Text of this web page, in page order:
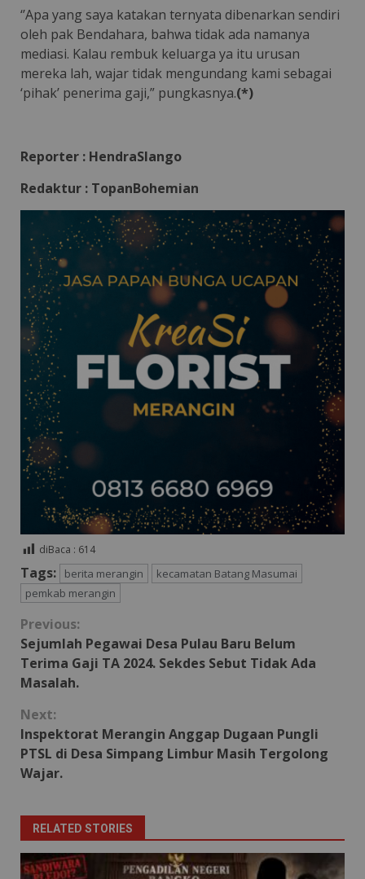
‘’Apa yang saya katakan ternyata dibenarkan sendiri
oleh pak Bendahara, bahwa tidak ada namanya
mediasi. Kalau rembuk keluarga ya itu urusan
mereka lah, wajar tidak mengundang kami sebagai
‘pihak’ penerima gaji,” pungkasnya.(*)
Reporter : HendraSlango
Redaktur : TopanBohemian
diBaca : 614
Tags: berita merangin
kecamatan Batang Masumai
pemkab merangin
Continue
Reading
Previous:
Sejumlah Pegawai Desa Pulau Baru Belum
Terima Gaji TA 2024. Sekdes Sebut Tidak Ada
Masalah.
Next:
Inspektorat Merangin Anggap Dugaan Pungli
PTSL di Desa Simpang Limbur Masih Tergolong
Wajar.
RELATED STORIES